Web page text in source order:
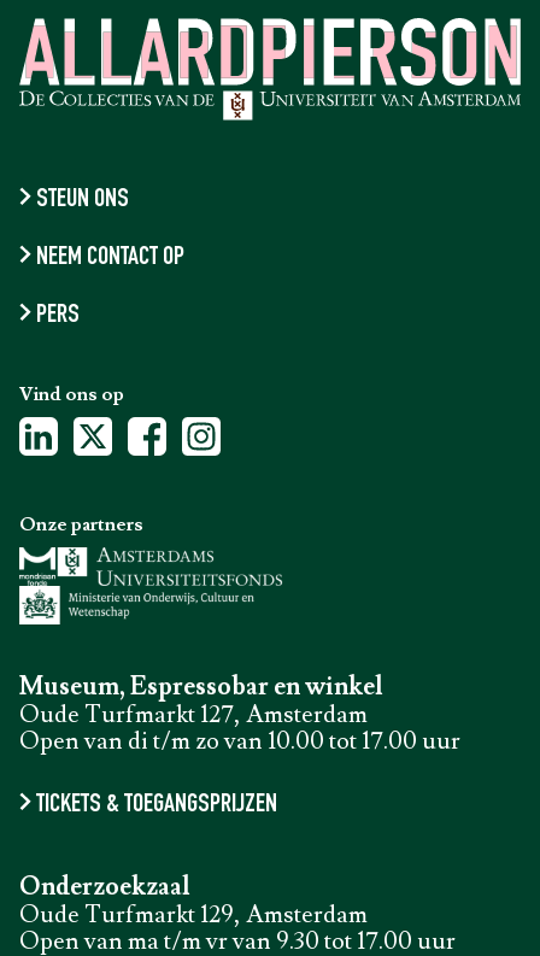
STEUN ONS
NEEM CONTACT OP
PERS
Vind ons op
Museum, Espressobar en winkel
Oude Turfmarkt 127, Amsterdam
Open van di t/m zo van 10.00 tot 17.00 uur
TICKETS & TOEGANGSPRIJZEN
Onderzoekzaal
Oude Turfmarkt 129, Amsterdam
Open van ma t/m vr van 9.30 tot 17.00 uur
Onze partners